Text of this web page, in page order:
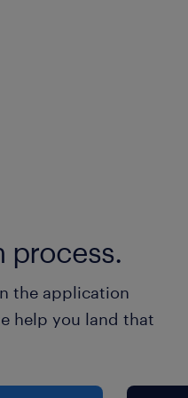
veilig in de
in het magazijn
termijn de nodige
voor het besturen
en bent
process.
the application
help you land that